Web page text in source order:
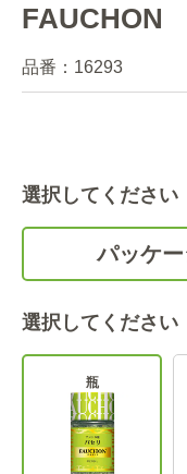
FAUCHON
品番： 16293
選択してください
パッケ
選択してください
瓶